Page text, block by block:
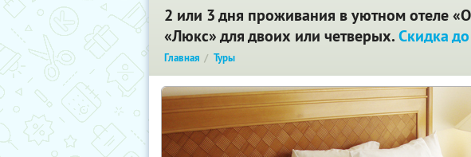
2 или 3 дня проживания в уютном отеле
«Люкс» для двоих или четверых.Скидка
Главная Туры